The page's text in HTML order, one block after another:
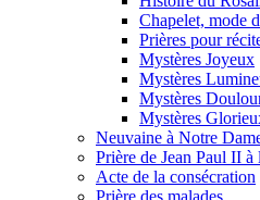
Chapelet, mode
Prières pour
Mystères Joyeux
Mystères
Mystères
Mystères
Neuvaine à Notre
Prière de Jean Paul II à
Acte de la consécration
Prière des malades